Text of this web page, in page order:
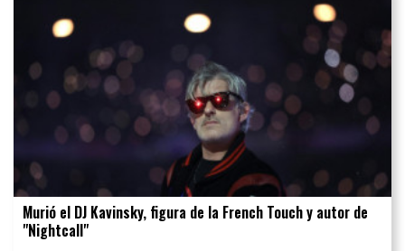
Murió el DJ Kavinsky, figura de la French Touch y autor de
"Nightcall"